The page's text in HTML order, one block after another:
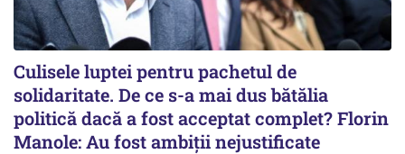
Culisele luptei pentru pachetul de
solidaritate. De ce s-a mai dus bătălia
politică dacă a fost acceptat complet? Florin
Manole: Au fost ambiții nejustificate